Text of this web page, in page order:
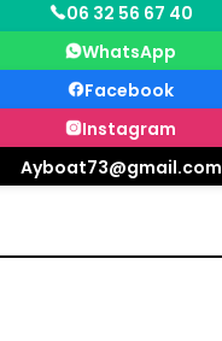
06 32 56 67 40
WhatsApp
Facebook
Instagram
Ayboat73@gmail.com